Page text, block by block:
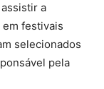
a
festivais
selecionados
pela